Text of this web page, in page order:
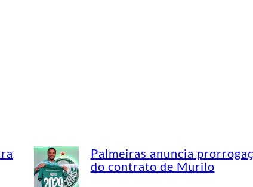
Palmeiras anuncia
do contrato de Murilo